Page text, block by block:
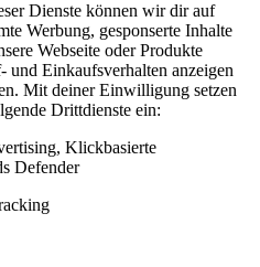
Dienste können wir dir auf
Werbung, gesponserte Inhalte
Webseite oder Produkte
und Einkaufsverhalten anzeigen
Mit deiner Einwilligung setzen
Drittdienste ein:
Klickbasierte
Defender